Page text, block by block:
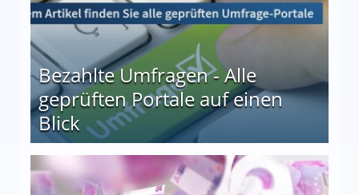
Bezahlte Umfragen - Alle
geprüften Portale auf einen
Blick
auf einen Blick